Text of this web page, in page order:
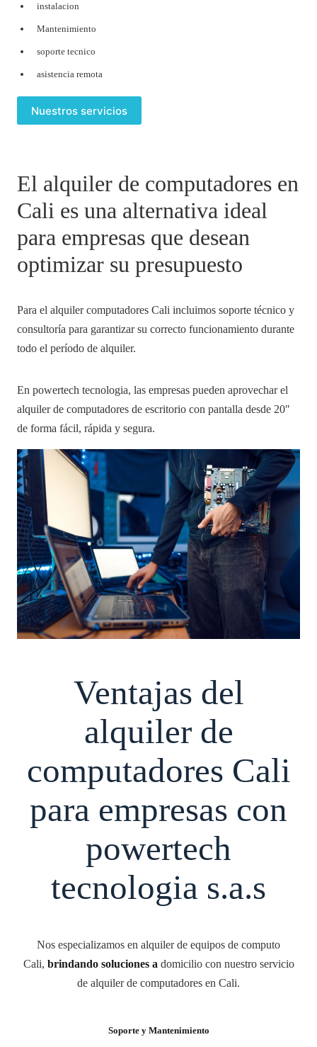
instalacion
Mantenimiento
soporte tecnico
asistencia remota
Nuestros servicios
El alquiler de computadores en
Cali es una alternativa ideal
para empresas que desean
optimizar su presupuesto
Para el alquiler computadores Cali incluimos soporte técnico y
consultoría para garantizar su correcto funcionamiento durante
todo el período de alquiler.
En powertech tecnologia, las empresas pueden aprovechar el
alquiler de computadores de escritorio con pantalla desde 20″
de forma fácil, rápida y segura.
Ventajas del
alquiler de
computadores Cali
para empresas con
powertech
tecnologia s.a.s
Nos especializamos en alquiler de equipos de computo
Cali, brindando soluciones a domicilio con nuestro servicio
de alquiler de computadores en Cali.
Soporte y Mantenimiento